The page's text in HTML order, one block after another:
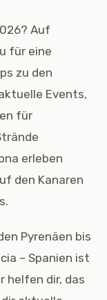
Auf
für eine
zu den
Events,
für
erleben
den Kanaren
Pyrenäen bis
– Spanien ist
helfen dir, das